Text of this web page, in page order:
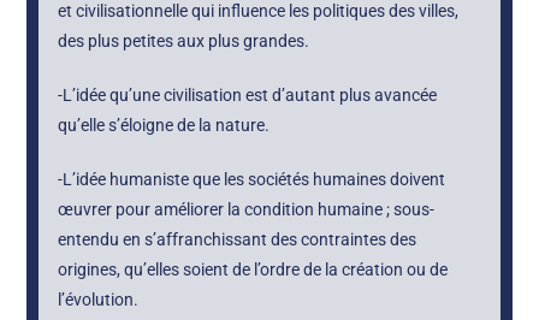
et civilisationnelle qui influence les politiques des villes,
des plus petites aux plus grandes.
-L’idée qu’une civilisation est d’autant plus avancée
qu’elle s’éloigne de la nature.
-L’idée humaniste que les sociétés humaines doivent
œuvrer pour améliorer la condition humaine ; sous-
entendu en s’affranchissant des contraintes des
origines, qu’elles soient de l’ordre de la création ou de
l’évolution.